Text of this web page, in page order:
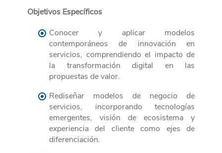
Objetivos Específicos
Conocer y aplicar modelos
contemporáneos de innovación en
servicios, comprendiendo el impacto de
la transformación digital en las
propuestas de valor.
Rediseñar modelos de negocio de
servicios, incorporando tecnologías
emergentes, visión de ecosistema y
experiencia del cliente como ejes de
diferenciación.